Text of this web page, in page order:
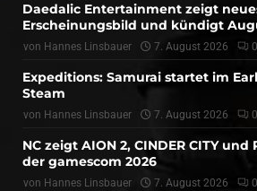
Daedalic Entertainment zeigt
Erscheinungsbild und kündigt
von Hannes Linsbauer 7. August 2026 0
Expeditions: Samurai startet im
Steam
von Hannes Linsbauer 7. August 2026 0
NC zeigt AION 2, CINDER CITY
der gamescom 2026
von Hannes Linsbauer 7. August 2026 0